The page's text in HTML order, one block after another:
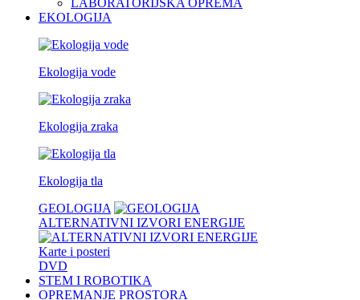
LABORATORIJSKA OPREMA
EKOLOGIJA
Ekologija vode
Ekologija zraka
Ekologija tla
GEOLOGIJA
ALTERNATIVNI IZVORI ENERGIJE
Karte i posteri
DVD
STEM I ROBOTIKA
OPREMANJE PROSTORA